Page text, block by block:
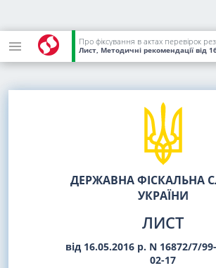
Лист, Методичні рекомендації від
ДЕРЖАВНА ФІСКАЛЬНА
УКРАЇНИ
ЛИСТ
від 16.05.2016 р. N 16872/7/
02-17